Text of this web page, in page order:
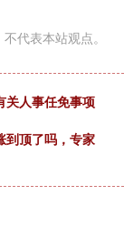
代表本站观点。
关人事任免事项
到顶了吗，专家